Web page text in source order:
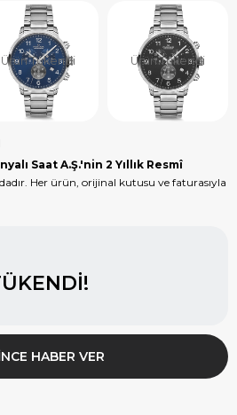
Ürün Tükendi Ürün Tükendi
Saat A.Ş.'nin 2 Yıllık Resmî
Her ürün, orijinal kutusu ve faturasıyla
HABER VER